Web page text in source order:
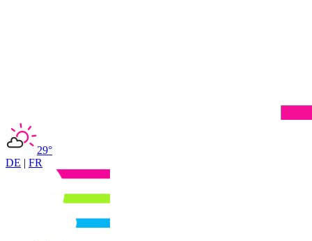
29°
DE | FR